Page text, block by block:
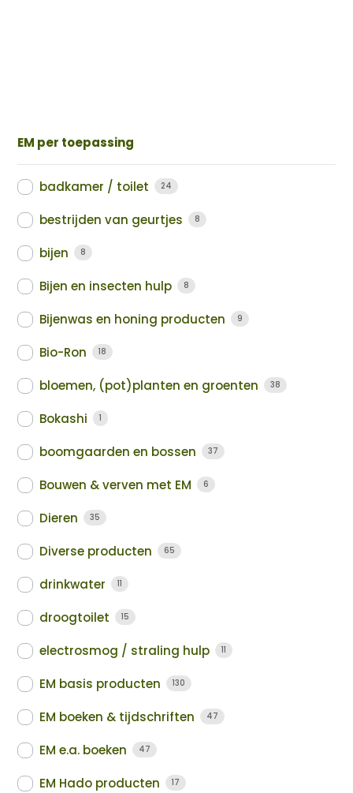
EM per toepassing
badkamer / toilet 24
bestrijden van geurtjes 8
bijen 8
Bijen en insecten hulp 8
Bijenwas en honing producten 9
Bio-Ron 18
bloemen, (pot)planten en groenten 38
Bokashi 1
boomgaarden en bossen 37
Bouwen & verven met EM 6
Dieren 35
Diverse producten 65
drinkwater 11
droogtoilet 15
electrosmog / straling hulp 11
EM basis producten 130
EM boeken & tijdschriften 47
EM e.a. boeken 47
EM Hado producten 17